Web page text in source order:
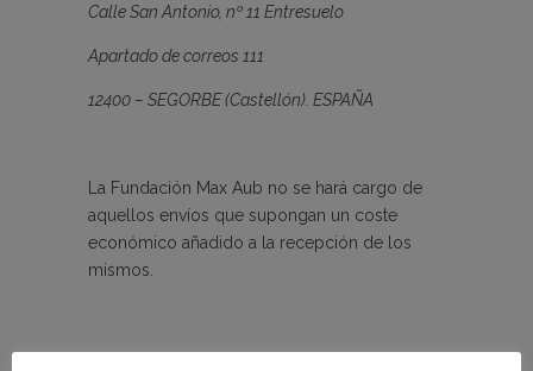
Calle San Antonio, nº 11 Entresuelo
Apartado de correos 111
12400 – SEGORBE (Castellón). ESPAÑA
La Fundación Max Aub no se hará cargo de
aquellos envíos que supongan un coste
económico añadido a la recepción de los
mismos.